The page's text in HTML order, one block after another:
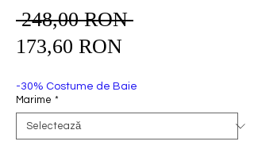
248,00 RON Preț
173,60 RONPreț
-30% Costume de Baie
Marime *